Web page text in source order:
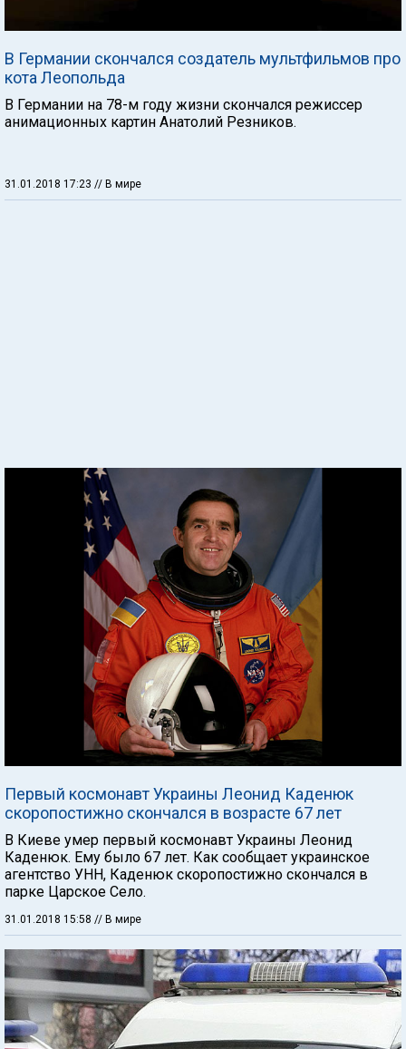
В Германии скончался создатель мультфильмов про
кота Леопольда
В Германии на 78-м году жизни скончался режиссер
анимационных картин Анатолий Резников.
31.01.2018 17:23 // В мире
Первый космонавт Украины Леонид Каденюк
скоропостижно скончался в возрасте 67 лет
В Киеве умер первый космонавт Украины Леонид
Каденюк. Ему было 67 лет. Как сообщает украинское
агентство УНН, Каденюк скоропостижно скончался в
парке Царское Село.
31.01.2018 15:58 // В мире